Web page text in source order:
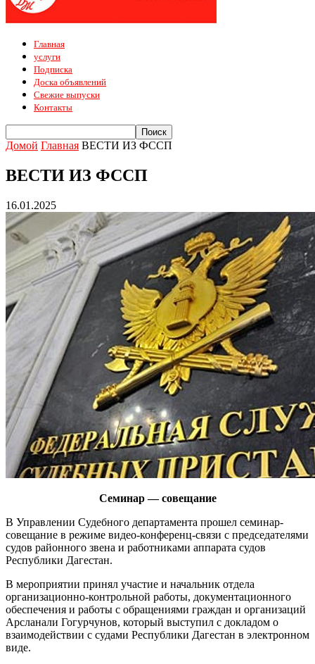
Главная
услуги
Подписка
Доска объявлений
Свежие выпуски
Контакты
Домой Главная ВЕСТИ ИЗ ФССП
ВЕСТИ ИЗ ФССП
16.01.2025
Семинар — совещание
В Управлении Судебного департамента прошел семинар-
совещание в режиме видео-конференц-связи с председателями
судов районного звена и работниками аппарата судов
Республики Дагестан.
В мероприятии принял участие и начальник отдела
организационно-контрольной работы, документационного
обеспечения и работы с обращениями граждан и организаций
Арсланали Гогурчунов, который выступил с докладом о
взаимодействии с судами Республики Дагестан в электронном
виде.